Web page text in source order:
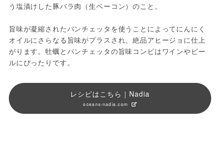
う塩漬けした豚バラ肉（生ベーコン）のこと。
旨味が凝縮されたパンチェッタを使うことによってにんにく
オイルにさらなる旨味がプラスされ、絶品アヒージョに仕上
がります。牡蠣とパンチェッタの旨味コンビはワインやビー
ルにぴったりです。
レシピはこちら｜Nadia
oceans-nadia.com